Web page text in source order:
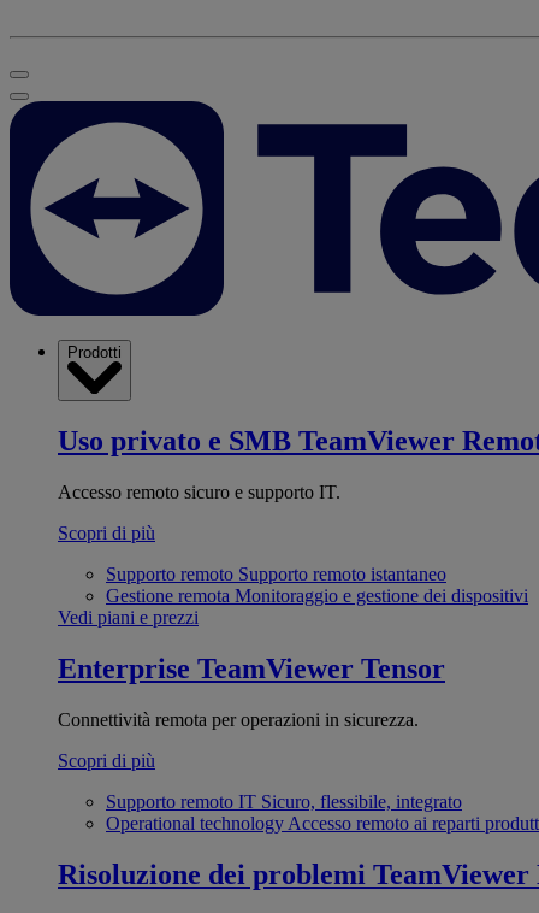
Prodotti
Uso privato e SMB TeamViewer
Accesso remoto sicuro e supporto IT.
Scopri di più
Supporto remoto Supporto remoto istantaneo
Gestione remota Monitoraggio e gestione dei dispositivi
Vedi piani e prezzi
Enterprise TeamViewer Tensor
Connettività remota per operazioni in sicurezza.
Scopri di più
Supporto remoto IT Sicuro, flessibile, integrato
Operational technology Accesso remoto ai reparti
Risoluzione dei problemi TeamViewer